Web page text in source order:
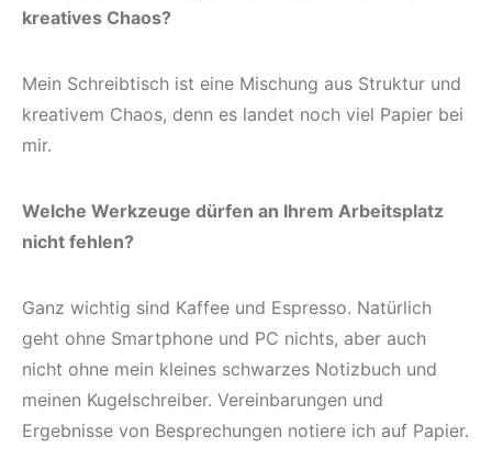
kreatives Chaos?
Mein Schreibtisch ist eine Mischung aus Struktur und
kreativem Chaos, denn es landet noch viel Papier bei
mir.
Welche Werkzeuge dürfen an Ihrem Arbeitsplatz
nicht fehlen?
Ganz wichtig sind Kaffee und Espresso. Natürlich
geht ohne Smartphone und PC nichts, aber auch
nicht ohne mein kleines schwarzes Notizbuch und
meinen Kugelschreiber. Vereinbarungen und
Ergebnisse von Besprechungen notiere ich auf Papier.